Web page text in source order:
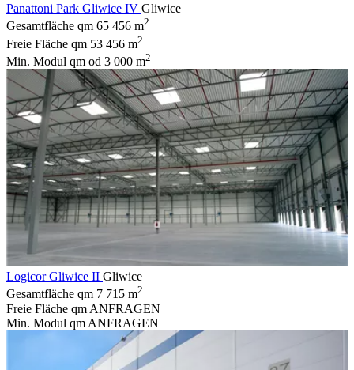
Panattoni Park Gliwice IV Gliwice
Gesamtfläche qm 65 456 m2
Freie Fläche qm 53 456 m2
Min. Modul qm od 3 000 m2
Logicor Gliwice II Gliwice
Gesamtfläche qm 7 715 m2
Freie Fläche qm ANFRAGEN
Min. Modul qm ANFRAGEN